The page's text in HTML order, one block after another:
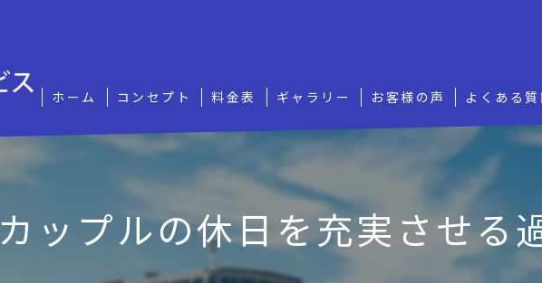
ホーム コンセプト 料金表 ギャラリー お客様の声 よくある質
カップルの休日を充実させる